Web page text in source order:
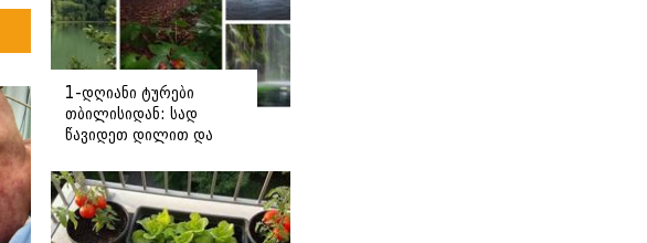
1-დღიანი ტურები
თბილისიდან: სად
წავიდეთ დილით და